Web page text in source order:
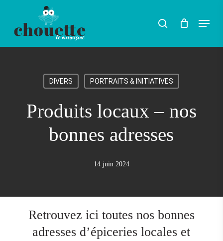
Rechercher
search Menu
DIVERS PORTRAITS & INITIATIVES
Produits locaux – nos
bonnes adresses
14 juin 2024
Retrouvez ici toutes nos bonnes
adresses d’épiceries locales et